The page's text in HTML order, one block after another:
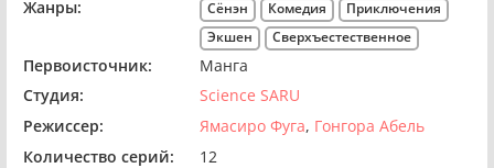
Жанры: Сёнэн Комедия
Приключения
Экшен
Сверхъестественное
Первоисточник:
Манга
Студия:
Science SARU
Режиссер:
Ямасиро Фуга Гонгора Абель
Количество серий:
12